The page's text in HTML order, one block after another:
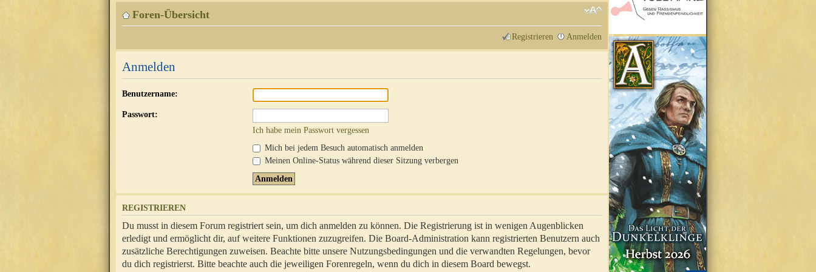
Foren-Übersicht
Registrieren Anmelden
Anmelden
Benutzername:
Passwort:
Ich habe mein Passwort vergessen
Mich bei jedem Besuch automatisch anmelden
Meinen Online-Status während dieser Sitzung verbergen
REGISTRIEREN
Du musst in diesem Forum registriert sein, um dich anmelden zu können. Die Registrierung ist in wenigen Augenblicken
erledigt und ermöglicht dir, auf weitere Funktionen zuzugreifen. Die Board-Administration kann registrierten Benutzern auch
zusätzliche Berechtigungen zuweisen. Beachte bitte unsere Nutzungsbedingungen und die verwandten Regelungen, bevor
du dich registrierst. Bitte beachte auch die jeweiligen Forenregeln, wenn du dich in diesem Board bewegst.